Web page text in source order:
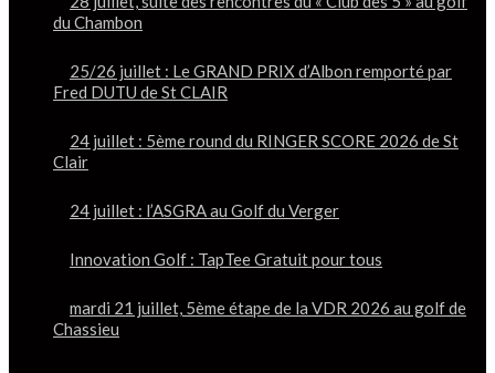
du Chambon
25/26 juillet : Le GRAND PRIX d’Albon remporté par
Fred DUTU de St CLAIR
24 juillet : 5ème round du RINGER SCORE 2026 de St
Clair
24 juillet : l’ASGRA au Golf du Verger
Innovation Golf : TapTee Gratuit pour tous
mardi 21 juillet, 5ème étape de la VDR 2026 au golf de
Chassieu